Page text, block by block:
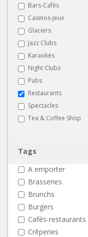
Bars-Cafés
Casinos-Jeux
Glaciers
Jazz Clubs
Karaokés
Night Clubs
Pubs
Restaurants
Spectacles
Tea & Coffee Shop
Tags
A emporter
Brasseries
Brunchs
Burgers
Cafés-restaurants
Crêperies